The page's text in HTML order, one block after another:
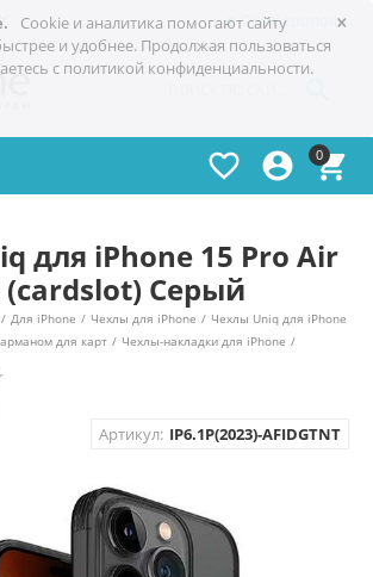
×
Cookie и аналитика помогают сайту
и удобнее. Продолжая пользоваться
с политикой конфиденциальности.
Симферополь
0



для iPhone 15 Pro Air
(cardslot) Серый
/ Для iPhone / Чехлы для iPhone / Чехлы Uniq для iPhone
для карт / Чехлы-накладки для iPhone /
Артикул: IP6.1P(2023)-AFIDGTNT